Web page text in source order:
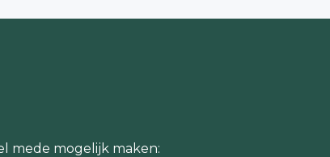
mede mogelijk maken: